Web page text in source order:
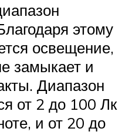
этому
освещение,
замыкает и
Диапазон
от 2 до 100 Лк
и от 20 до